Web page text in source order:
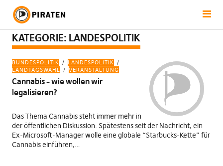
KATEGORIE: LANDESPOLITIK
BUNDESPOLITIK
LANDESPOLITIK
LANDTAGSWAHL
VERANSTALTUNG
Cannabis – wie wollen wir
legalisieren?
Das Thema Cannabis steht immer mehr in
der öffentlichen Diskussion. Spätestens seit der Nachricht, ein
Ex-Microsoft-Manager wolle eine globale “Starbucks-Kette” für
Cannabis einführen,…